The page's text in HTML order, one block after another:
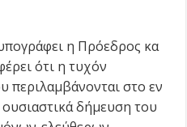
η Πρόεδρος κα
ότι η τυχόν
στο εν
δήμευση του